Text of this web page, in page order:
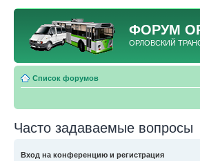
ФОРУМ
ОРЛОВСКИЙ
Список форумов
Часто задаваемые вопросы
Вход на конференцию и регистрация